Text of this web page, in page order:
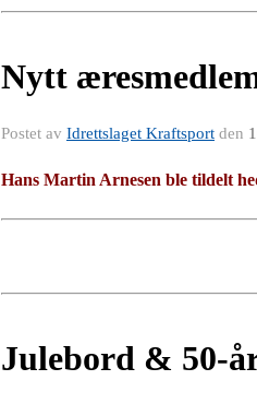
Nytt
Postet av Idrettslaget Kraftsport den
Hans Martin Arnesen ble tildelt
Julebord & 50-